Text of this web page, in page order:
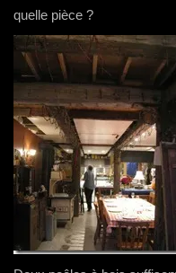
quelle pièce ?